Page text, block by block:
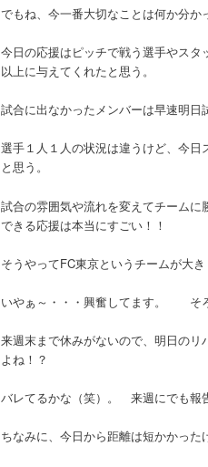
でもね、今一番大切なことは何か分
今日の応援はピッチで戦う選手やス
以上に与えてくれたと思う。
試合に出なかったメンバーは早速明
選手１人１人の状況は違うけど、今
と思う。
試合の雰囲気や流れを変えてチーム
できる応援は本当にすごい！！
そうやってFC東京というチームが大
いやぁ～・・・興奮してます。 そ
来週末まで休みがないので、明日の
よね！？
バレてるかな（笑）。 来週にでも報
ちなみに、今日から距離は短かかった